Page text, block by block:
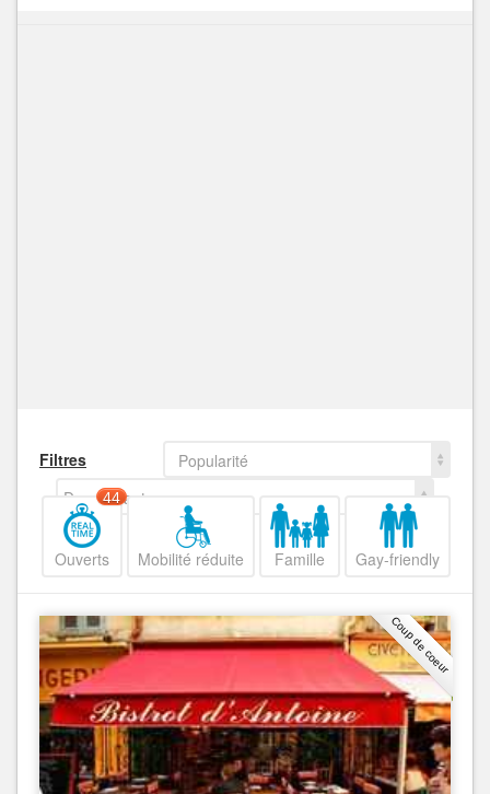
Filtres
Popularité
Decroissant
Ouverts
44
Mobilité réduite Famille Gay-friendly
Coup de coeur